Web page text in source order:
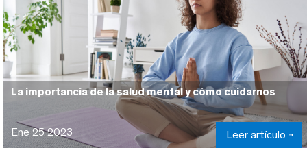
La importancia de la salud mental y cómo cuidarnos
Ene 25 2023 Leer artículo